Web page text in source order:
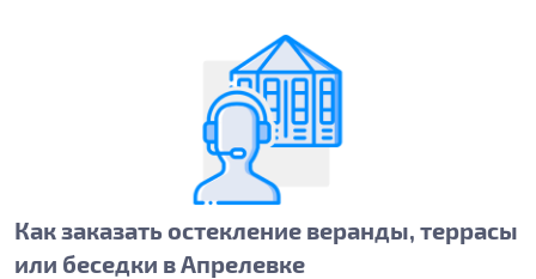
Как заказать остекление веранды, террасы
или беседки в Апрелевке